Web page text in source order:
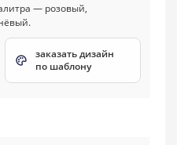
заказать дизайн
по шаблону